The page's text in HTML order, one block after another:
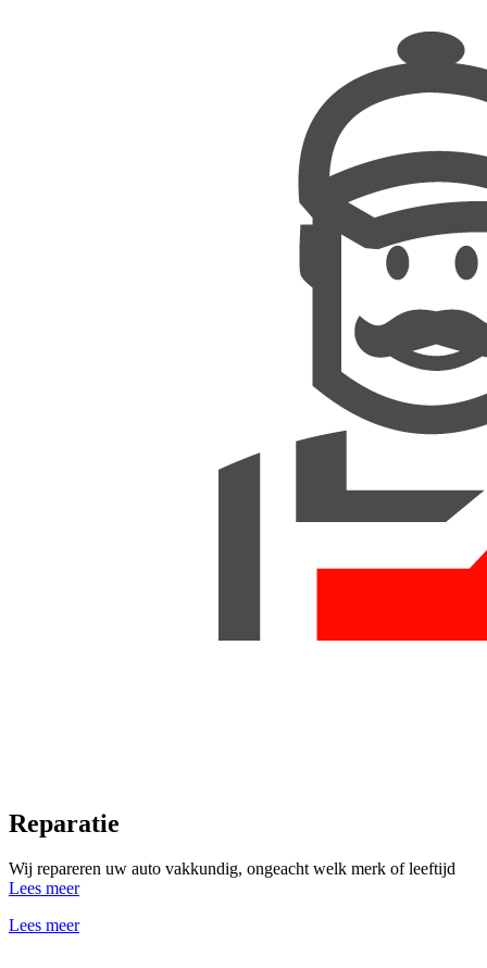
Reparatie
Wij repareren uw auto vakkundig, ongeacht welk merk of leeftijd
Lees meer
Lees meer